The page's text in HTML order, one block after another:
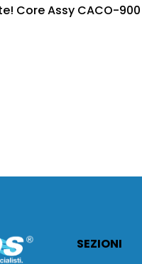
Core Assy CACO-900
SEZIONI